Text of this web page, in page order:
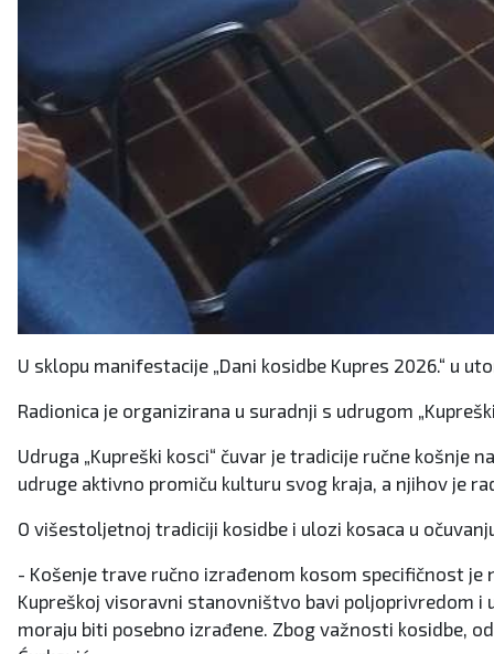
U sklopu manifestacije „Dani kosidbe Kupres 2026.“ u
Radionica je organizirana u suradnji s udrugom
Udruga „Kupreški kosci“ čuvar je tradicije ručne košnje
udruge aktivno promiču kulturu svog kraja, a njihov je
O višestoljetnoj tradiciji kosidbe i ulozi kosaca u
- Košenje trave ručno izrađenom kosom specifičnost je
Kupreškoj visoravni stanovništvo bavi poljoprivredom i
moraju biti posebno izrađene. Zbog važnosti kosidbe,